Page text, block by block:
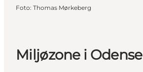
Foto: Thomas Mørkeberg
Miljøzone i Odense